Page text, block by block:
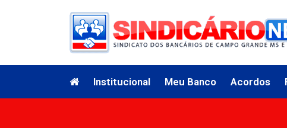
Institucional Meu Banco Acordos